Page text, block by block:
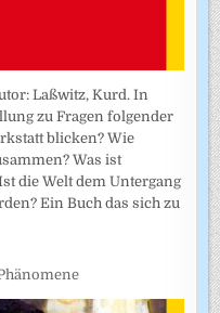
Laßwitz, Kurd. In
zu Fragen folgender
blicken? Wie
Was ist
die Welt dem Untergang
Ein Buch das sich zu